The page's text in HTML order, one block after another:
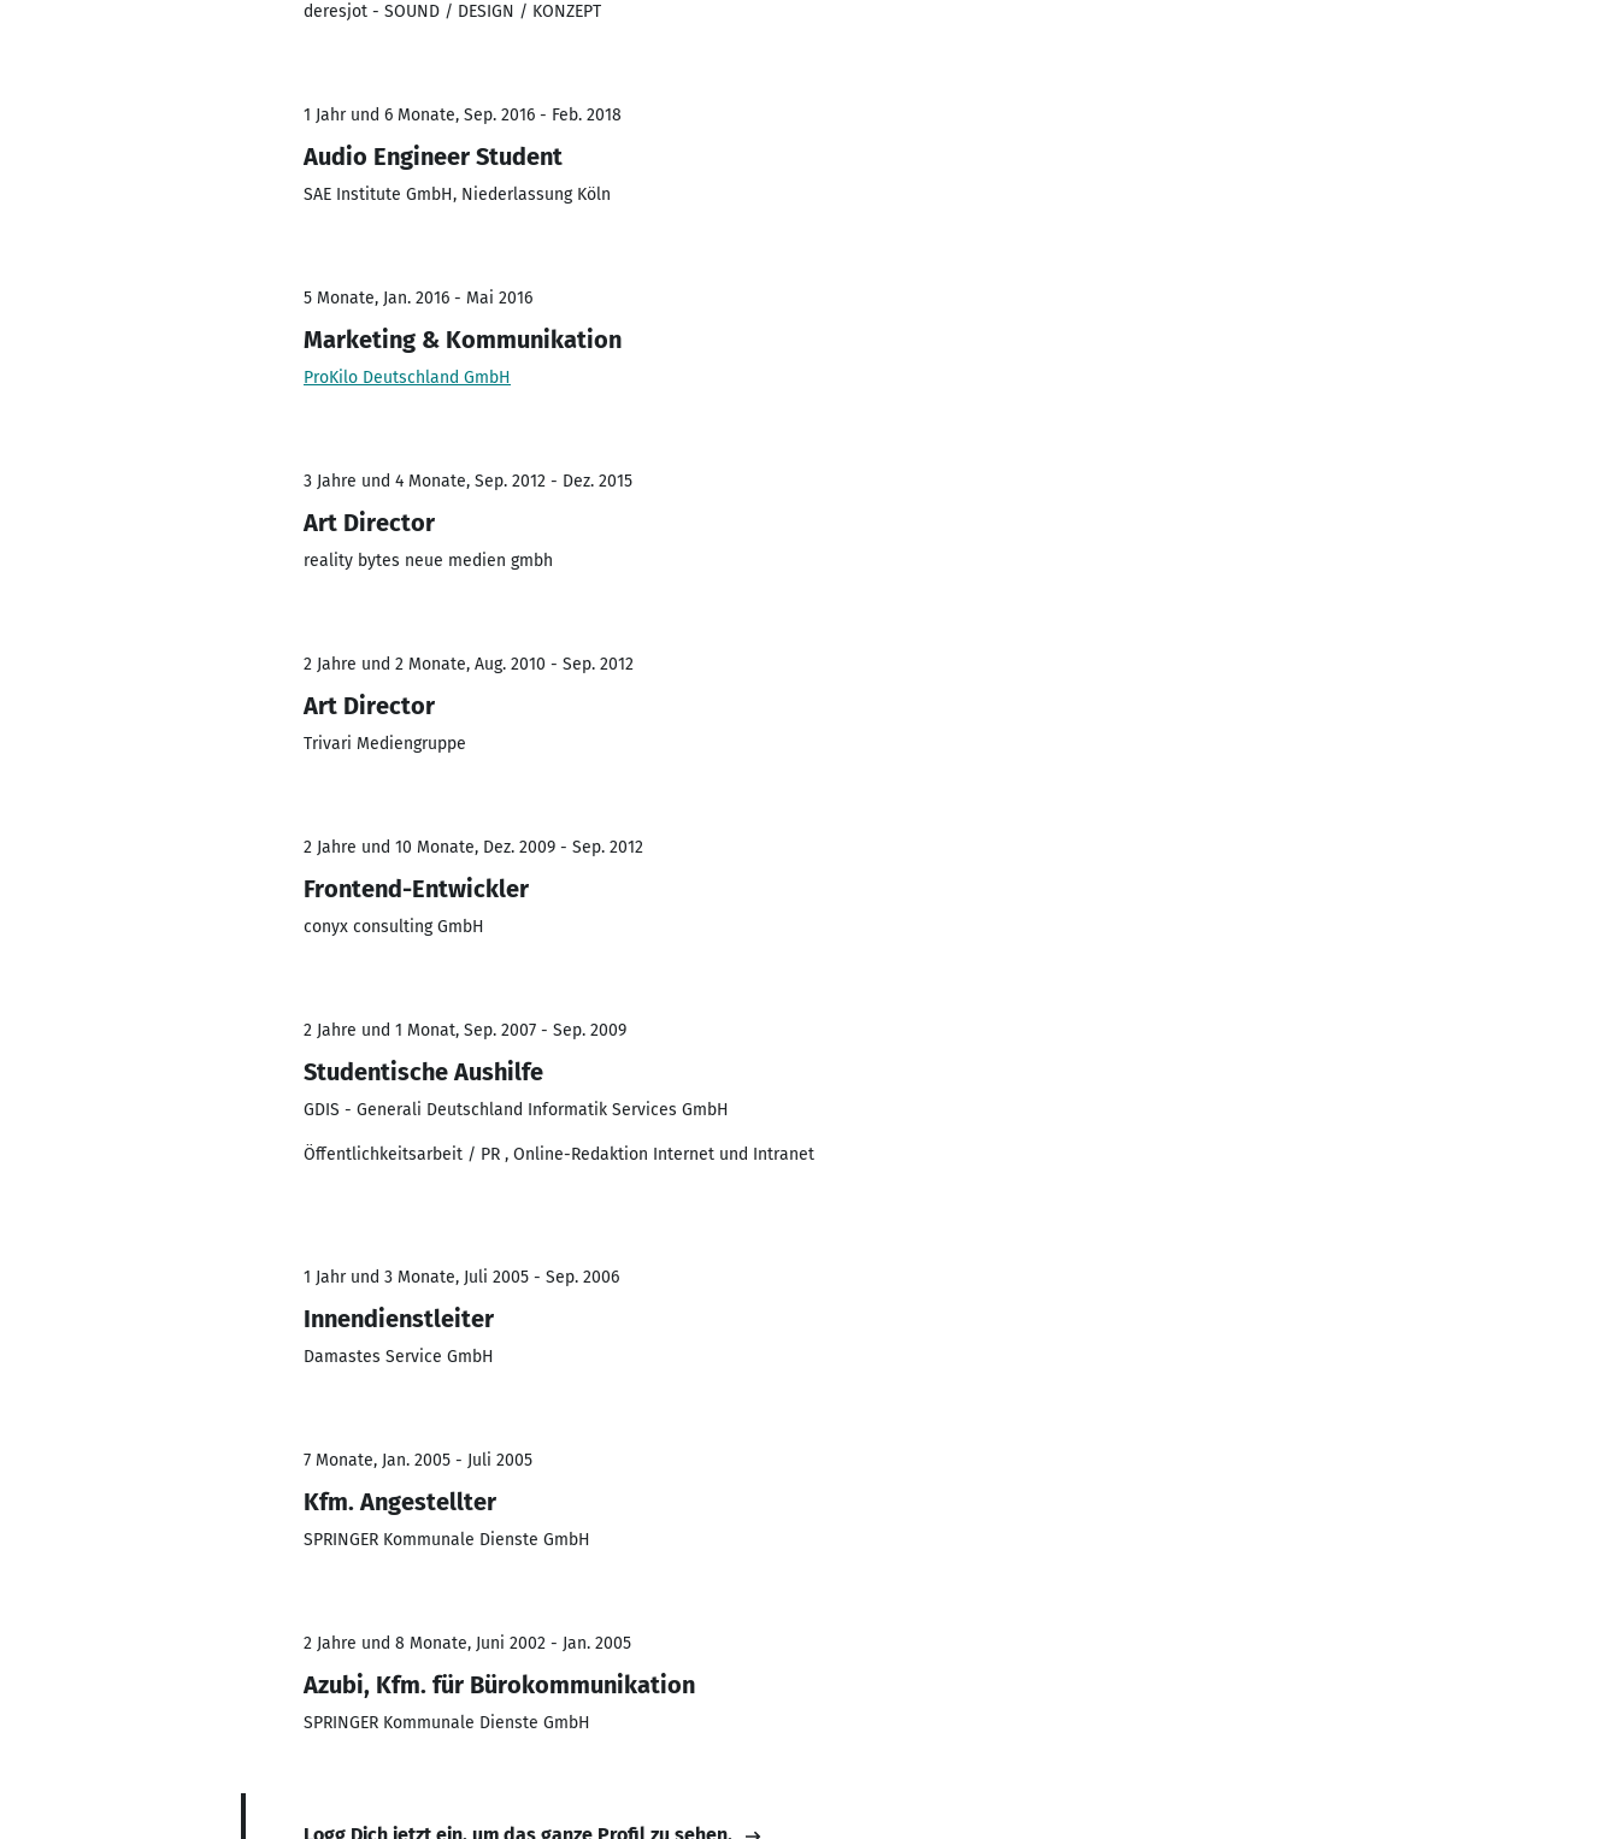
deresjot - SOUND / DESIGN / KONZEPT
1 Jahr und 6 Monate, Sep. 2016 - Feb. 2018
Audio Engineer Student
SAE Institute GmbH, Niederlassung Köln
5 Monate, Jan. 2016 - Mai 2016
Marketing & Kommunikation
ProKilo Deutschland GmbH
3 Jahre und 4 Monate, Sep. 2012 - Dez. 2015
Art Director
reality bytes neue medien gmbh
2 Jahre und 2 Monate, Aug. 2010 - Sep. 2012
Art Director
Trivari Mediengruppe
2 Jahre und 10 Monate, Dez. 2009 - Sep. 2012
Frontend-Entwickler
conyx consulting GmbH
2 Jahre und 1 Monat, Sep. 2007 - Sep. 2009
Studentische Aushilfe
GDIS - Generali Deutschland Informatik Services GmbH
Öffentlichkeitsarbeit / PR , Online-Redaktion Internet und Intranet
1 Jahr und 3 Monate, Juli 2005 - Sep. 2006
Innendienstleiter
Damastes Service GmbH
7 Monate, Jan. 2005 - Juli 2005
Kfm. Angestellter
SPRINGER Kommunale Dienste GmbH
2 Jahre und 8 Monate, Juni 2002 - Jan. 2005
Azubi, Kfm. für Bürokommunikation
SPRINGER Kommunale Dienste GmbH